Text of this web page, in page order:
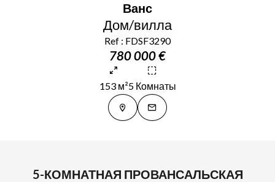
Ванс
Дом/вилла
Ref : FDSF3290
780 000 €
153 м²5 Комнаты
5-КОМНАТНАЯ ПРОВАНСАЛЬСКАЯ